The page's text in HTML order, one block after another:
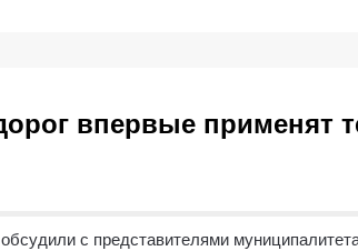
впервые применят
с представителями